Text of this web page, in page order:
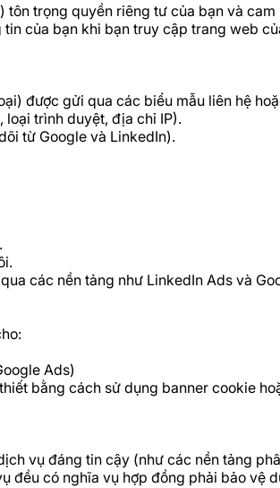
tôn trọng quyền riêng tư của bạn và
của bạn khi bạn truy cập trang web
được gửi qua các biểu mẫu liên hệ
trình duyệt, địa chỉ IP).
từ Google và LinkedIn).
các nền tảng như LinkedIn Ads và
Ads)
bằng cách sử dụng banner cookie
vụ đáng tin cậy (như các nền tảng
có nghĩa vụ hợp đồng phải bảo vệ